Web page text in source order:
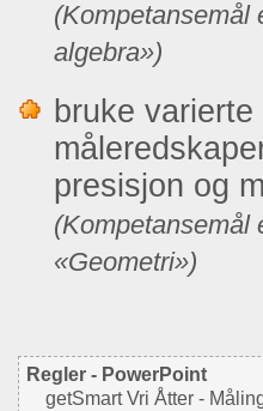
(Kompetansemål
algebra»)
bruke
presisjon og
(Kompetansemål
«Geometri»)
Regler - PowerPoint
getSmart Vri Åtter -